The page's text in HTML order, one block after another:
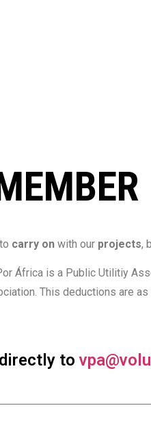
carry on with our projects,
África is a Public Utilitiy
This deductions are
to